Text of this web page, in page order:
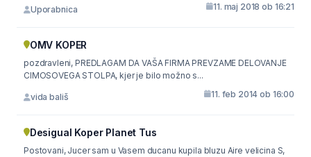
Uporabnica 11. maj 2018 ob 16:21
OMV KOPER
pozdravleni, PREDLAGAM DA VAŠA FIRMA PREVZAME DELOVANJE
CIMOSOVEGA STOLPA, kjer je bilo možno s...
vida bališ 11. feb 2014 ob 16:00
Desigual Koper Planet Tus
Postovani, Jucer sam u Vasem ducanu kupila bluzu Aire velicina S,